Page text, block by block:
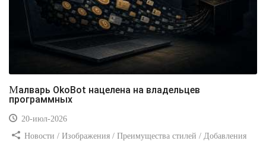
Малварь OkoBot нацелена на владельцев
программных
20-июл-2026
Новости / Изображения / Преимущества стилей / Добавления